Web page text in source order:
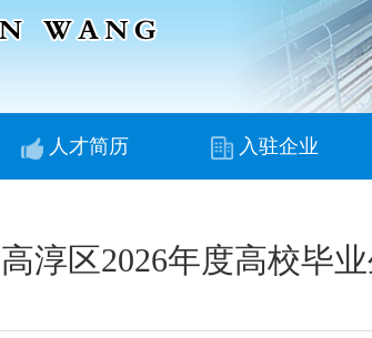
人才简历 入驻企业
淳区2026年度高校毕